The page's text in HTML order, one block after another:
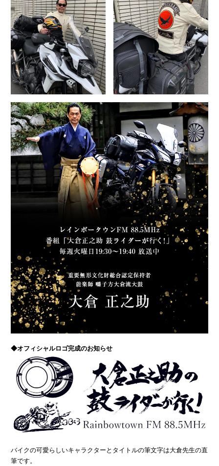
◆オフィシャルロゴ完成のお知らせ
バイクの可愛らしいキャラクターとタイトルの筆文字は大倉先生の直
筆です。